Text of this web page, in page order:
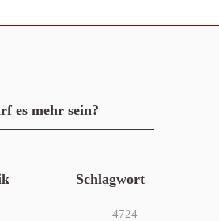
es mehr sein?
Schlagwort
4724